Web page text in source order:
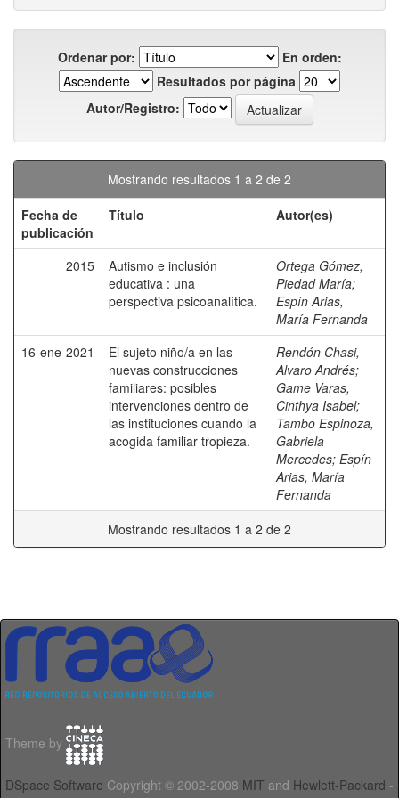
Ordenar por:
En orden:
Resultados por página
Autor/Registro:
Mostrando resultados 1 a 2 de 2
Fecha de
publicación
Título Autor(es)
2015
Autismo e inclusión
educativa : una
perspectiva psicoanalítica.
Ortega Gómez,
Piedad María;
Espín Arias,
María Fernanda
16-ene-2021
El sujeto niño/a en las
nuevas construcciones
familiares: posibles
intervenciones dentro de
las instituciones cuando la
acogida familiar tropieza.
Rendón Chasi,
Alvaro Andrés;
Game Varas,
Cinthya Isabel;
Tambo Espinoza,
Gabriela
Mercedes; Espín
Arias, María
Fernanda
Mostrando resultados 1 a 2 de 2
Theme by
DSpace Software Copyright © 2002-2008 MIT and Hewlett-Packard -